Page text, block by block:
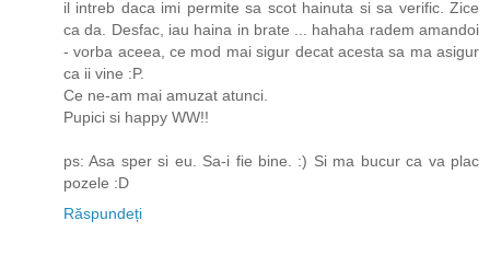
il intreb daca imi permite sa scot hainuta si sa verific. Zice
ca da. Desfac, iau haina in brate ... hahaha radem amandoi
- vorba aceea, ce mod mai sigur decat acesta sa ma asigur
ca ii vine :P.
Ce ne-am mai amuzat atunci.
Pupici si happy WW!!
ps: Asa sper si eu. Sa-i fie bine. :) Si ma bucur ca va plac
pozele :D
Răspundeți